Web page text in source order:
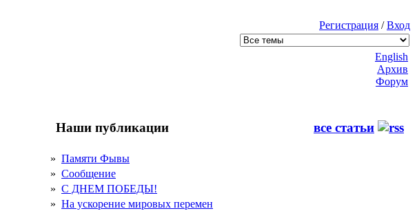
Регистрация /Вход
English
Архив
Форум
Наши публикации все статьи
» Памяти Фывы
» Сообщение
» С ДНЕМ ПОБЕДЫ!
» На ускорение мировых перемен